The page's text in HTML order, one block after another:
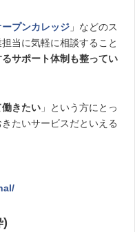
ープンカレッジ 」などのス
当に気軽に相談すること
サポート体制も整ってい
きたい 」という方にとっ
たいサービスだといえる
)